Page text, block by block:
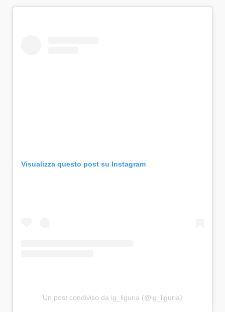
Visualizza questo post su Instagram
Un post condiviso da ig_liguria (@ig_liguria)